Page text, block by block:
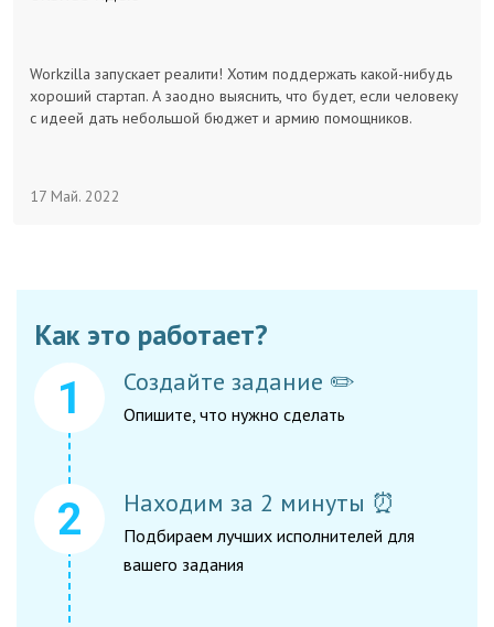
Workzilla запускает реалити! Хотим поддержать какой-нибудь
хороший стартап. А заодно выяснить, что будет, если человеку
с идеей дать небольшой бюджет и армию помощников.
17 Май. 2022
Как это работает?
Создайте задание ✏️
Опишите, что нужно сделать
Находим за 2 минуты ⏰
Подбираем лучших исполнителей для
вашего задания